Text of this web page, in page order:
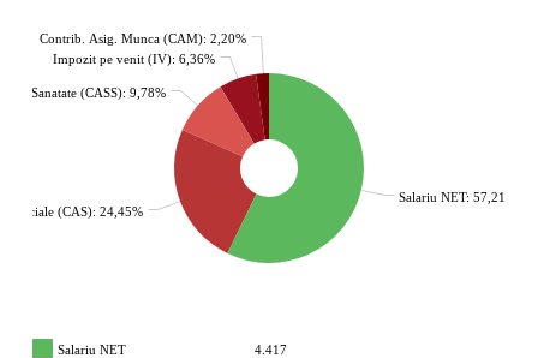
Salariu NET: 57,21%
Sociale (CAS): 24,45%
Sanatate (CASS): 9,78%
Impozit pe venit (IV): 6,36%
Contrib. Asig. Munca (CAM): 2,20%
Salariu NET 4.417